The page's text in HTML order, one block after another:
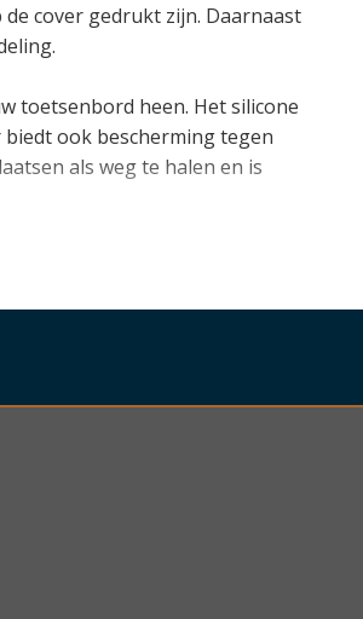
cover gedrukt zijn. Daarnaast
toetsenbord heen. Het silicone
ook bescherming tegen
als weg te halen en is